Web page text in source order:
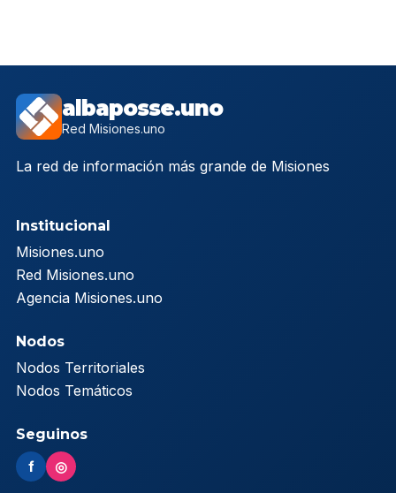
albaposse.uno
Red Misiones.uno
La red de información más grande de Misiones
Institucional
Misiones.uno
Red Misiones.uno
Agencia Misiones.uno
Nodos
Nodos Territoriales
Nodos Temáticos
Seguinos
f ◎